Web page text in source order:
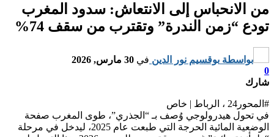
من الانحباس إلى الانتعاش: سدود المغرب
تودع “زمن الندرة” وتقترب من سقف 74%
بواسطة بوقسيم نور الدين في 30 مارس, 2026
0
شارك
#المحور24 ، الرباط | خاص
​في تحول هيدرولوجي وُصف بـ “الجذري”، طوى المغرب صفحة
الوضعية المائية الحرجة التي طبعت عام 2025، ليدخل في مرحلة